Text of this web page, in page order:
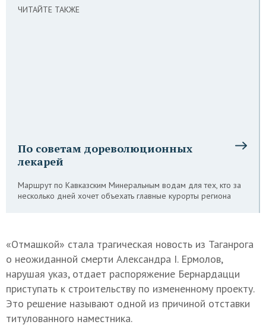
ЧИТАЙТЕ ТАКЖЕ
По советам дореволюционных
лекарей
Маршрут по Кавказским Минеральным водам для тех, кто за
несколько дней хочет объехать главные курорты региона
«Отмашкой» стала трагическая новость из Таганрога
о неожиданной смерти Александра I. Ермолов,
нарушая указ, отдает распоряжение Бернардацци
приступать к строительству по измененному проекту.
Это решение называют одной из причиной отставки
титулованного наместника.